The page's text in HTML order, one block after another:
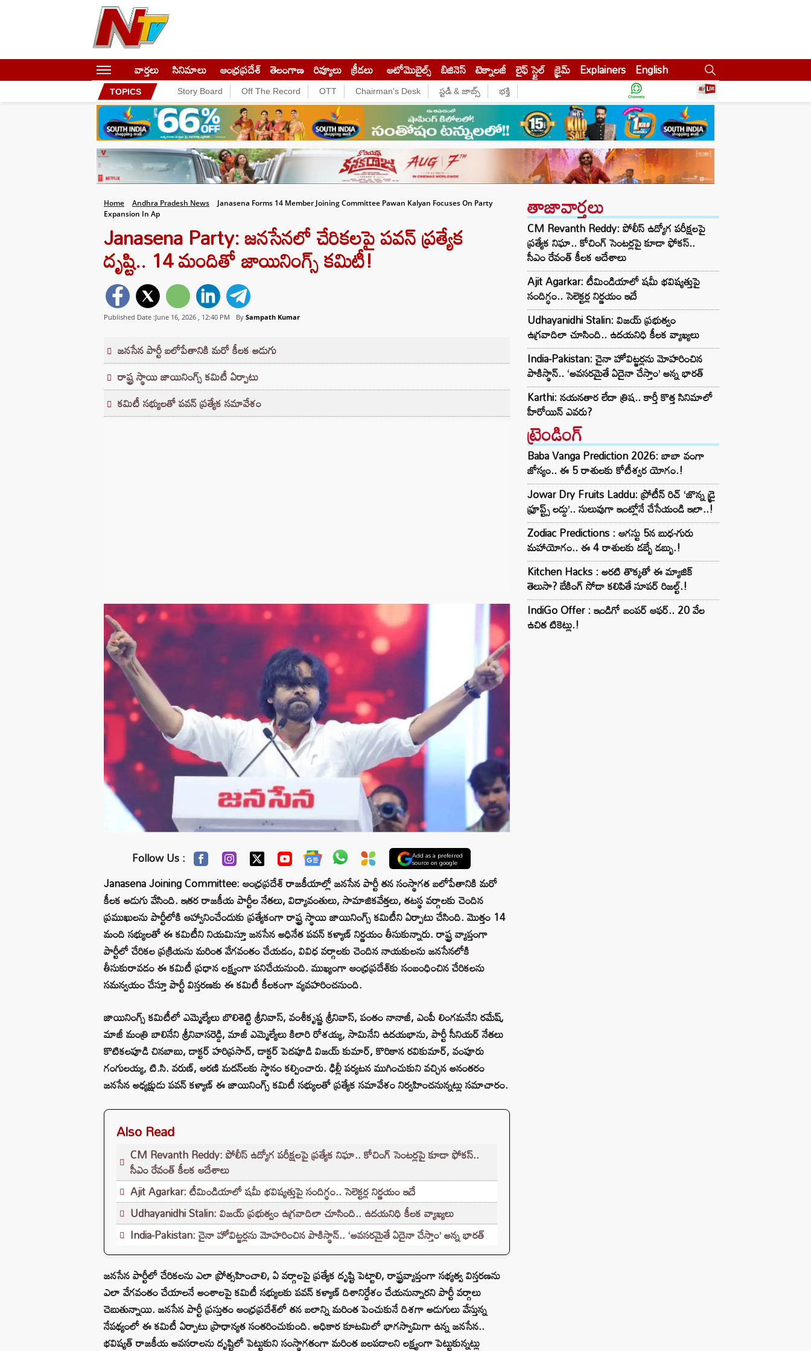
వార్తలు సినిమాలు ఆంధ్రప్రదేశ్ తెలంగాణ రివ్యూలు క్రీడలు ఆటోమొబైల్స్ బిజినెస్‌ టెక్నాలజీ లైఫ్ స్టైల్ క్రైమ్ Explainers English
TOPICS Story Board Off The Record OTT Chairman's Desk స్టడీ & జాబ్స్ భక్తి
Home Andhra Pradesh News
Janasena Forms 14 Member Joining Committee Pawan Kalyan Focuses On Party
Expansion In Ap
Janasena Party: జనసేనలో చేరికలపై పవన్ ప్రత్యేక
దృష్టి.. 14 మందితో జాయినింగ్స్ కమిటీ!
Published Date :June 16, 2026 , 12:40 PM By Sampath Kumar
జనసేన పార్టీ బలోపేతానికి మరో కీలక అడుగు
రాష్ట్ర స్థాయి జాయినింగ్స్ కమిటీ ఏర్పాటు
కమిటీ సభ్యులతో పవన్ ప్రత్యేక సమావేశం
Follow Us : Add as a preferred
source on google
Janasena Joining Committee: ఆంధ్రప్రదేశ్ రాజకీయాల్లో జనసేన పార్టీ తన సంస్థాగత బలోపేతానికి మరో
కీలక అడుగు వేసింది. ఇతర రాజకీయ పార్టీల నేతలు, విద్యావంతులు, సామాజికవేత్తలు, తటస్థ వర్గాలకు చెందిన
ప్రముఖులను పార్టీలోకి ఆహ్వానించేందుకు ప్రత్యేకంగా రాష్ట్ర స్థాయి జాయినింగ్స్ కమిటీని ఏర్పాటు చేసింది. మొత్తం 14
మంది సభ్యులతో ఈ కమిటీని నియమిస్తూ జనసేన అధినేత పవన్ కళ్యాణ్ నిర్ణయం తీసుకున్నారు. రాష్ట్ర వ్యాప్తంగా
పార్టీలో చేరికల ప్రక్రియను మరింత వేగవంతం చేయడం, వివిధ వర్గాలకు చెందిన నాయకులను జనసేనలోకి
తీసుకురావడం ఈ కమిటీ ప్రధాన లక్ష్యంగా పనిచేయనుంది. ముఖ్యంగా ఆంధ్రప్రదేశ్‌కు సంబంధించిన చేరికలను
సమన్వయం చేస్తూ పార్టీ విస్తరణకు ఈ కమిటీ కీలకంగా వ్యవహరించనుంది.
జాయినింగ్స్ కమిటీలో ఎమ్మెల్యేలు బొలిశెట్టి శ్రీనివాస్, వంశీకృష్ణ శ్రీనివాస్, పంతం నానాజీ, ఎంపీ లింగమనేని రమేష్,
మాజీ మంత్రి బాలినేని శ్రీనివాసరెడ్డి, మాజీ ఎమ్మెల్యేలు కిలారి రోశయ్య, సామినేని ఉదయభాను, పార్టీ సీనియర్ నేతలు
కొటికలపూడి చినబాబు, డాక్టర్ హరిప్రసాద్, డాక్టర్ పెదపూడి విజయ్ కుమార్, కొరికాన రవికుమార్, వంపూరు
గంగులయ్య, టి.సి. వరుణ్, ఆరణి మదన్‌లకు స్థానం కల్పించారు. ఢిల్లీ పర్యటన ముగించుకుని వచ్చిన అనంతరం
జనసేన అధ్యక్షుడు పవన్ కళ్యాణ్ ఈ జాయినింగ్స్ కమిటీ సభ్యులతో ప్రత్యేక సమావేశం నిర్వహించనున్నట్లు సమాచారం.
Also Read
CM Revanth Reddy: పోలీస్ ఉద్యోగ పరీక్షలపై ప్రత్యేక నిఘా.. కోచింగ్ సెంటర్లపై కూడా ఫోకస్..
సీఎం రేవంత్ కీలక ఆదేశాలు
Ajit Agarkar: టీమిండియాలో షమీ భవిష్యత్తుపై సందిగ్ధం.. సెలెక్టర్ల నిర్ణయం ఇదే
Udhayanidhi Stalin: విజయ్ ప్రభుత్వం ఉగ్రవాదిలా చూసింది.. ఉదయనిధి కీలక వ్యాఖ్యలు
India-Pakistan: చైనా హోవిట్జర్లను మోహరించిన పాకిస్థాన్.. ‘అవసరమైతే ఏదైనా చేస్తాం’ అన్న భారత్
జనసేన పార్టీలో చేరికలను ఎలా ప్రోత్సహించాలి, ఏ వర్గాలపై ప్రత్యేక దృష్టి పెట్టాలి, రాష్ట్రవ్యాప్తంగా సభ్యత్వ విస్తరణను
ఎలా వేగవంతం చేయాలనే అంశాలపై కమిటీ సభ్యులకు పవన్ కళ్యాణ్ దిశానిర్దేశం చేయనున్నారని పార్టీ వర్గాలు
చెబుతున్నాయి. జనసేన పార్టీ ప్రస్తుతం ఆంధ్రప్రదేశ్‌లో తన బలాన్ని మరింత పెంచుకునే దిశగా అడుగులు వేస్తున్న
నేపథ్యంలో ఈ కమిటీ ఏర్పాటు ప్రాధాన్యత సంతరించుకుంది. అధికార కూటమిలో భాగస్వామిగా ఉన్న జనసేన..
భవిష్యత్ రాజకీయ అవసరాలను దృష్టిలో పెట్టుకుని సంస్థాగతంగా మరింత బలపడాలని లక్ష్యంగా పెట్టుకున్నట్లు
తాజావార్తలు
CM Revanth Reddy: పోలీస్ ఉద్యోగ పరీక్షలపై
ప్రత్యేక నిఘా.. కోచింగ్ సెంటర్లపై కూడా ఫోకస్..
సీఎం రేవంత్ కీలక ఆదేశాలు
Ajit Agarkar: టీమిండియాలో షమీ భవిష్యత్తుపై
సందిగ్ధం.. సెలెక్టర్ల నిర్ణయం ఇదే
Udhayanidhi Stalin: విజయ్ ప్రభుత్వం
ఉగ్రవాదిలా చూసింది.. ఉదయనిధి కీలక వ్యాఖ్యలు
India-Pakistan: చైనా హోవిట్జర్లను మోహరించిన
పాకిస్థాన్.. ‘అవసరమైతే ఏదైనా చేస్తాం’ అన్న భారత్
Karthi: నయనతార లేదా త్రిష.. కార్తీ కొత్త సినిమాలో
హీరోయిన్ ఎవరు?
ట్రెండింగ్‌
Baba Vanga Prediction 2026: బాబా వంగా
జోస్యం.. ఈ 5 రాశులకు కోటీశ్వర యోగం.!
Jowar Dry Fruits Laddu: ప్రోటీన్ రిచ్ ‘జొన్న డ్రై
ఫ్రూప్ట్స్ లడ్డు’.. సులువుగా ఇంట్లోనే చేసేయండి ఇలా..!
Zodiac Predictions : ఆగస్టు 5న బుధ-గురు
మహాయోగం.. ఈ 4 రాశులకు డబ్బే డబ్బు.!
Kitchen Hacks : అరటి తొక్కతో ఈ మ్యాజిక్
తెలుసా? బేకింగ్ సోడా కలిపితే సూపర్ రిజల్ట్.!
IndiGo Offer : ఇండిగో బంపర్ ఆఫర్.. 20 వేల
ఉచిత టికెట్లు.!